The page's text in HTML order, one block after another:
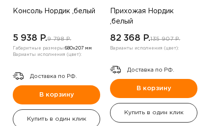
Консоль Нордик ,белый
5 938 P.9 798 P.
Габаритные размеры:680х207 мм
Варианты исполнения (цвет):
Доставка по РФ.
В корзину
Купить в один клик
Прихожая Нордик
,белый
82 368 P.135 907 P.
Варианты исполнения (цвет):
Доставка по РФ.
В корзину
Купить в один клик